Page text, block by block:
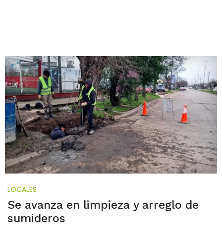
LOCALES
Se avanza en limpieza y arreglo de
sumideros